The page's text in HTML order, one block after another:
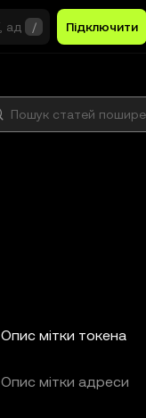
/ Підключити
Опис мітки токена
Опис мітки адреси